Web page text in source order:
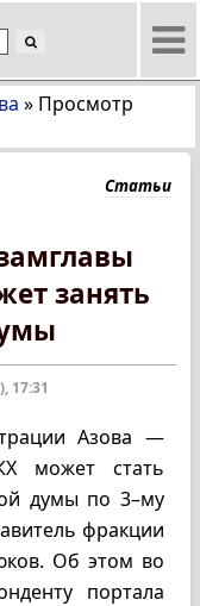
» Просмотр
Статьи
занять
17:31
Азова —
может стать
думы по 3–му
фракции
Об этом во
портала